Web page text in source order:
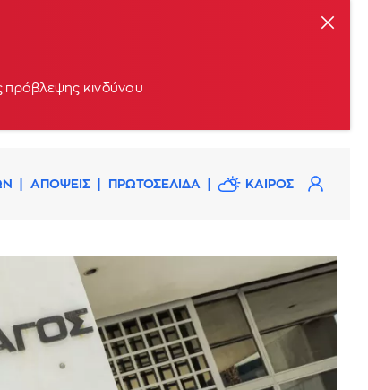
πρόβλεψης κινδύνου
ΑΠΟΨΕΙΣ ΠΡΩΤΟΣΕΛΙΔΑ ΚΑΙΡΟΣ